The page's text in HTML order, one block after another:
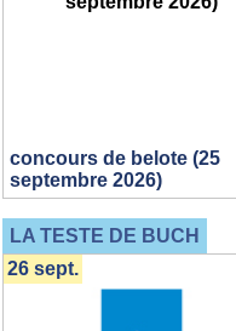
concours de belote (25
septembre 2026)
LA TESTE DE BUCH
26 sept.